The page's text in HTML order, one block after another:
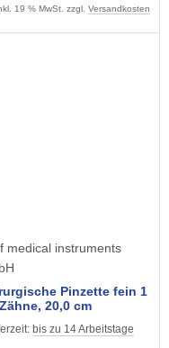
19 % MwSt. zzgl. Versandkosten
medical instruments
Pinzette fein 1
20,0 cm
bis zu 14 Arbeitstage